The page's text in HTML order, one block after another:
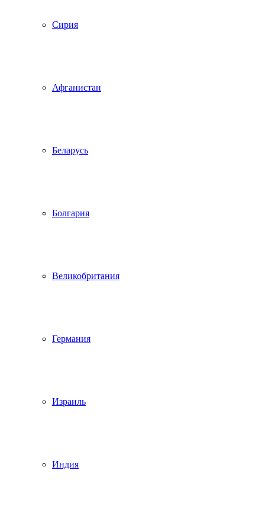
Сирия
Афганистан
Беларусь
Болгария
Великобритания
Германия
Израиль
Индия